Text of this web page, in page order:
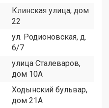
Клинская улица, дом
22
ул. Родионовская, д.
6/7
улица Сталеваров,
дом 10А
Ходынский бульвар,
дом 21А